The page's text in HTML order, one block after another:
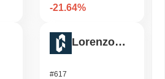
-21.64%
Lorenzo Protocol
#617